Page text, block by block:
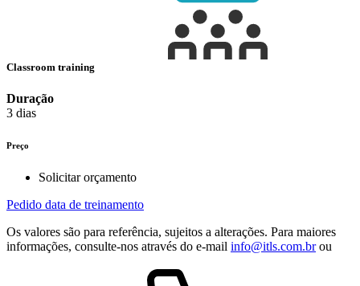
Classroom training
Duração
3 dias
Preço
Solicitar orçamento
Pedido data de treinamento
Os valores são para referência, sujeitos a alterações. Para maiores
informações, consulte-nos através do e-mail info@itls.com.brou